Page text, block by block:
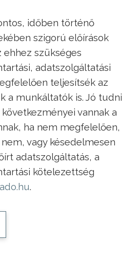
időben történő
szigorú előírások
ehhez szükséges
adatszolgáltatási
teljesítsék az
a munkáltatók is. Jó tudni
vannak a
ha nem megfelelően,
vagy késedelmesen
adatszolgáltatás, a
kötelezettség
.